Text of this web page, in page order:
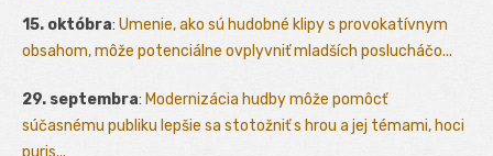
15. októbra: Umenie, ako sú hudobné klipy s provokatívnym
obsahom, môže potenciálne ovplyvniť mladších poslucháčo...
29. septembra: Modernizácia hudby môže pomôcť
súčasnému publiku lepšie sa stotožniť s hrou a jej témami, hoci
puris...